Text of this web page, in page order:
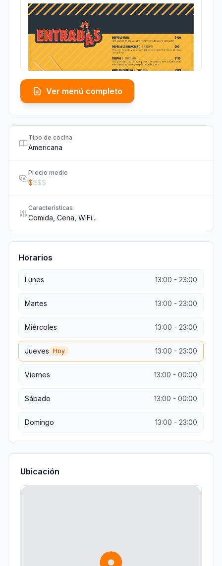
Ver menú completo
Tipo de cocina
Americana
Precio medio
$$$$
Características
Comida, Cena, WiFi...
Horarios
Lunes 13:00 - 23:00
Martes 13:00 - 23:00
Miércoles 13:00 - 23:00
Jueves Hoy 13:00 - 23:00
Viernes 13:00 - 00:00
Sábado 13:00 - 00:00
Domingo 13:00 - 23:00
Ubicación